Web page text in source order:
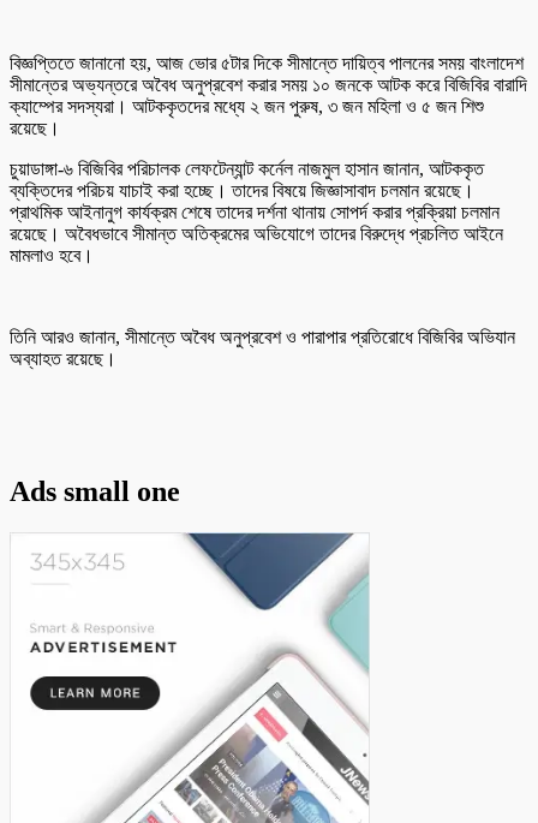
বিজ্ঞপ্তিতে জানানো হয়, আজ ভোর ৫টার দিকে সীমান্তে দায়িত্ব পালনের সময় বাংলাদেশ
সীমান্তের অভ্যন্তরে অবৈধ অনুপ্রবেশ করার সময় ১০ জনকে আটক করে বিজিবির বারাদি
ক্যাম্পের সদস্যরা। আটককৃতদের মধ্যে ২ জন পুরুষ, ৩ জন মহিলা ও ৫ জন শিশু
রয়েছে।
চুয়াডাঙ্গা-৬ বিজিবির পরিচালক লেফটেন্যান্ট কর্নেল নাজমুল হাসান জানান, আটককৃত
ব্যক্তিদের পরিচয় যাচাই করা হচ্ছে। তাদের বিষয়ে জিজ্ঞাসাবাদ চলমান রয়েছে।
প্রাথমিক আইনানুগ কার্যক্রম শেষে তাদের দর্শনা থানায় সোপর্দ করার প্রক্রিয়া চলমান
রয়েছে। অবৈধভাবে সীমান্ত অতিক্রমের অভিযোগে তাদের বিরুদ্ধে প্রচলিত আইনে
মামলাও হবে।
তিনি আরও জানান, সীমান্তে অবৈধ অনুপ্রবেশ ও পারাপার প্রতিরোধে বিজিবির অভিযান
অব্যাহত রয়েছে।
Ads small one